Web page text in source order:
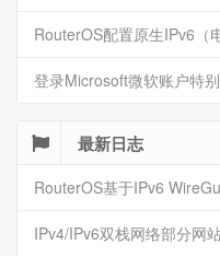
RouterOS配置原生IPv6（
登录Microsoft微软账户特
最新日志
RouterOS基于IPv6
IPv4/IPv6双栈网络部分网